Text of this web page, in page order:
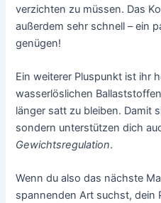
verzichten zu müssen. Das
außerdem sehr schnell – ein
genügen!
Ein weiterer Pluspunkt ist ihr
wasserlöslichen
länger satt zu bleiben. Damit
sondern unterstützen dich
Gewichtsregulation.
Wenn du also das nächste
spannenden Art suchst, dein